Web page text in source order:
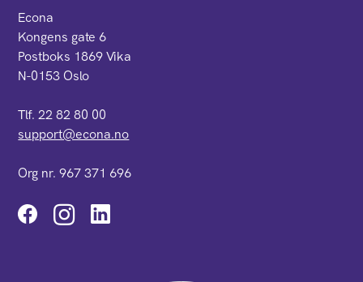
Econa
Kongens gate 6
Postboks 1869 Vika
N-0153 Oslo
Tlf. 22 82 80 00
support@econa.no
Org nr. 967 371 696
Instagram